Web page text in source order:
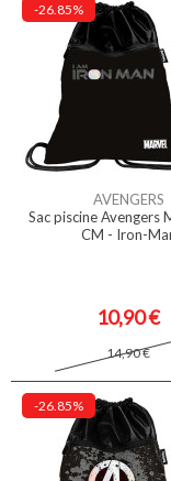
-26.85%
AVENGERS
Sac piscine Avengers
CM - Iron-
10,90 €
14,90 €
-26.85%